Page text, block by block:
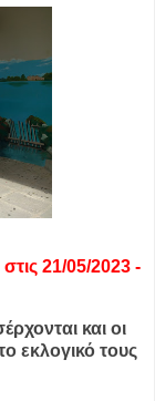
21/05/2023 -
και οι
εκλογικό τους